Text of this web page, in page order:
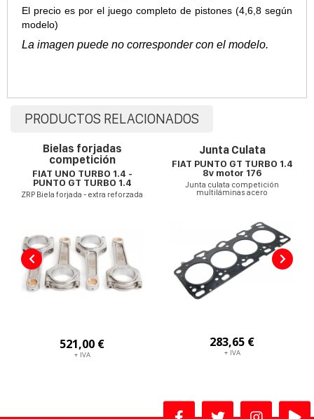
El precio es por el juego completo de pistones (4,6,8 según
modelo)
La imagen puede no corresponder con el modelo.
PRODUCTOS RELACIONADOS
Bielas forjadas
competición
FIAT UNO TURBO 1.4 -
PUNTO GT TURBO 1.4
ZRP Biela forjada - extra reforzada
521,00 €
+ IVA
Junta Culata
FIAT PUNTO GT TURBO 1.4
8v motor 176
Junta culata competición
multiláminas acero
283,65 €
+ IVA